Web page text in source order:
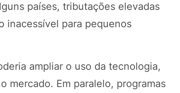
países, tributações elevadas
inacessível para pequenos
ampliar o uso da tecnologia,
mercado. Em paralelo, programas